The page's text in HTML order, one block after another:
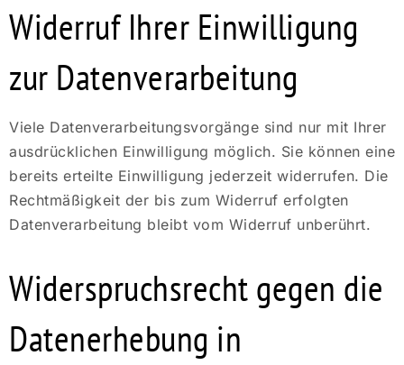
Widerruf Ihrer Einwilligung
zur Datenverarbeitung
Viele Datenverarbeitungsvorgänge sind nur mit Ihrer
ausdrücklichen Einwilligung möglich. Sie können eine
bereits erteilte Einwilligung jederzeit widerrufen. Die
Rechtmäßigkeit der bis zum Widerruf erfolgten
Datenverarbeitung bleibt vom Widerruf unberührt.
Widerspruchsrecht gegen die
Datenerhebung in